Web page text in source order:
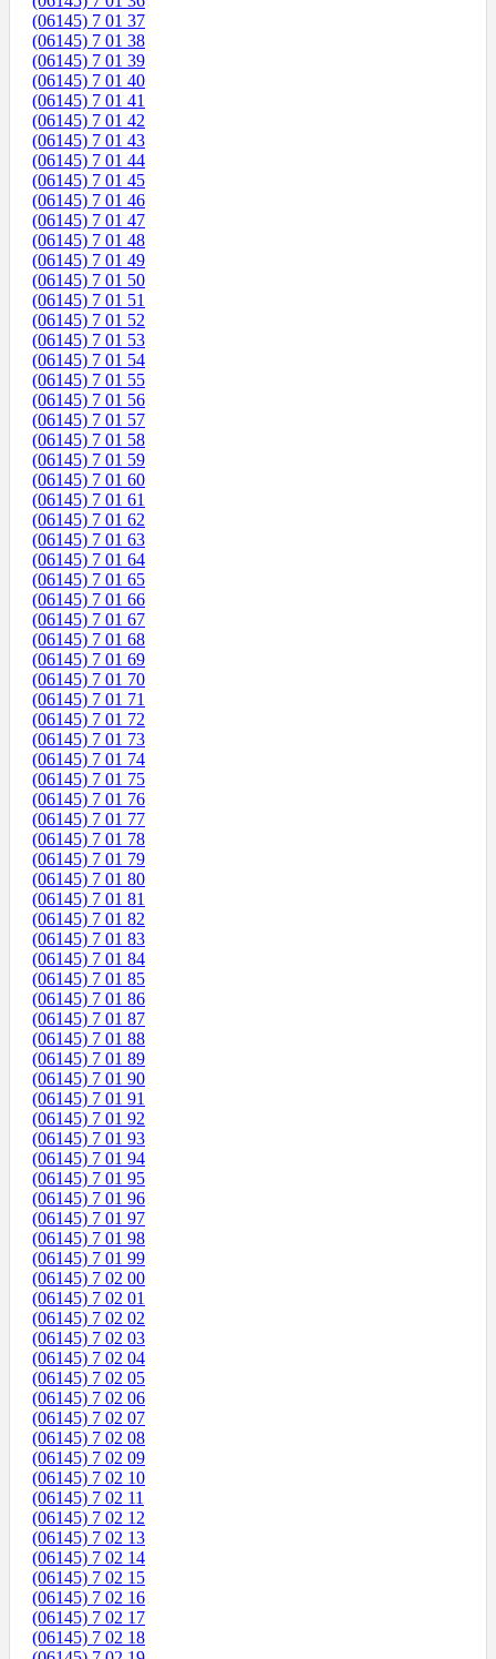
(06145) 7 01 37
(06145) 7 01 38
(06145) 7 01 39
(06145) 7 01 40
(06145) 7 01 41
(06145) 7 01 42
(06145) 7 01 43
(06145) 7 01 44
(06145) 7 01 45
(06145) 7 01 46
(06145) 7 01 47
(06145) 7 01 48
(06145) 7 01 49
(06145) 7 01 50
(06145) 7 01 51
(06145) 7 01 52
(06145) 7 01 53
(06145) 7 01 54
(06145) 7 01 55
(06145) 7 01 56
(06145) 7 01 57
(06145) 7 01 58
(06145) 7 01 59
(06145) 7 01 60
(06145) 7 01 61
(06145) 7 01 62
(06145) 7 01 63
(06145) 7 01 64
(06145) 7 01 65
(06145) 7 01 66
(06145) 7 01 67
(06145) 7 01 68
(06145) 7 01 69
(06145) 7 01 70
(06145) 7 01 71
(06145) 7 01 72
(06145) 7 01 73
(06145) 7 01 74
(06145) 7 01 75
(06145) 7 01 76
(06145) 7 01 77
(06145) 7 01 78
(06145) 7 01 79
(06145) 7 01 80
(06145) 7 01 81
(06145) 7 01 82
(06145) 7 01 83
(06145) 7 01 84
(06145) 7 01 85
(06145) 7 01 86
(06145) 7 01 87
(06145) 7 01 88
(06145) 7 01 89
(06145) 7 01 90
(06145) 7 01 91
(06145) 7 01 92
(06145) 7 01 93
(06145) 7 01 94
(06145) 7 01 95
(06145) 7 01 96
(06145) 7 01 97
(06145) 7 01 98
(06145) 7 01 99
(06145) 7 02 00
(06145) 7 02 01
(06145) 7 02 02
(06145) 7 02 03
(06145) 7 02 04
(06145) 7 02 05
(06145) 7 02 06
(06145) 7 02 07
(06145) 7 02 08
(06145) 7 02 09
(06145) 7 02 10
(06145) 7 02 11
(06145) 7 02 12
(06145) 7 02 13
(06145) 7 02 14
(06145) 7 02 15
(06145) 7 02 16
(06145) 7 02 17
(06145) 7 02 18